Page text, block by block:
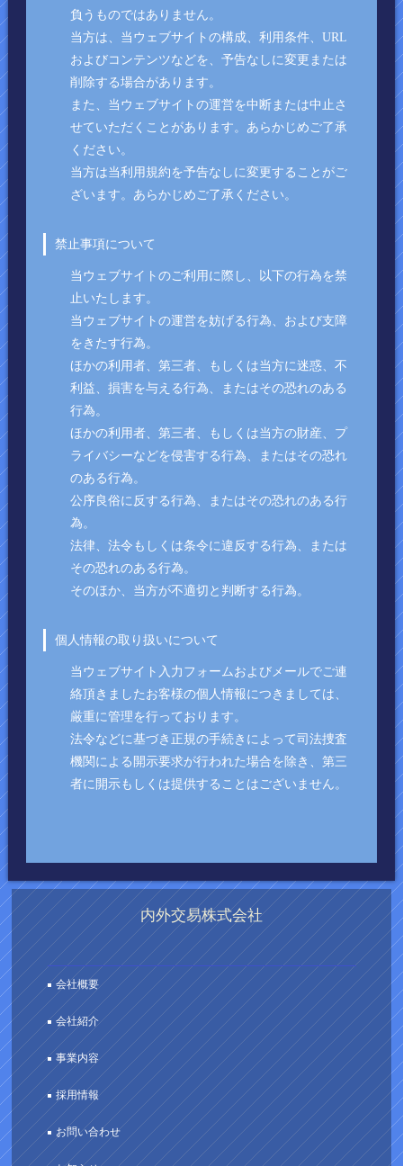
負うものではありません。
当方は、当ウェブサイトの構成、利用条件、URL
およびコンテンツなどを、予告なしに変更または
削除する場合があります。
また、当ウェブサイトの運営を中断または中止さ
せていただくことがあります。あらかじめご了承
ください。
当方は当利用規約を予告なしに変更することがご
ざいます。あらかじめご了承ください。
禁止事項について
当ウェブサイトのご利用に際し、以下の行為を禁
止いたします。
当ウェブサイトの運営を妨げる行為、および支障
をきたす行為。
ほかの利用者、第三者、もしくは当方に迷惑、不
利益、損害を与える行為、またはその恐れのある
行為。
ほかの利用者、第三者、もしくは当方の財産、プ
ライバシーなどを侵害する行為、またはその恐れ
のある行為。
公序良俗に反する行為、またはその恐れのある行
為。
法律、法令もしくは条令に違反する行為、または
その恐れのある行為。
そのほか、当方が不適切と判断する行為。
個人情報の取り扱いについて
当ウェブサイト入力フォームおよびメールでご連
絡頂きましたお客様の個人情報につきましては、
厳重に管理を行っております。
法令などに基づき正規の手続きによって司法捜査
機関による開示要求が行われた場合を除き、第三
者に開示もしくは提供することはございません。
内外交易株式会社
会社概要
会社紹介
事業内容
採用情報
お問い合わせ